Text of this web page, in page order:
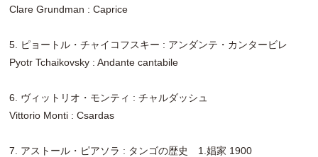
Clare Grundman : Caprice
5. ピョートル・チャイコフスキー : アンダンテ・カンタービレ
Pyotr Tchaikovsky : Andante cantabile
6. ヴィットリオ・モンティ : チャルダッシュ
Vittorio Monti : Csardas
7. アストール・ピアソラ : タンゴの歴史 1.娼家 1900